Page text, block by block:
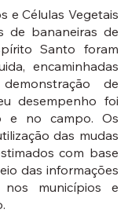
e Células Vegetais
de bananeiras de
Santo foram
encaminhadas
de
desempenho foi
e no campo. Os
das mudas
com base
das informações
municípios e